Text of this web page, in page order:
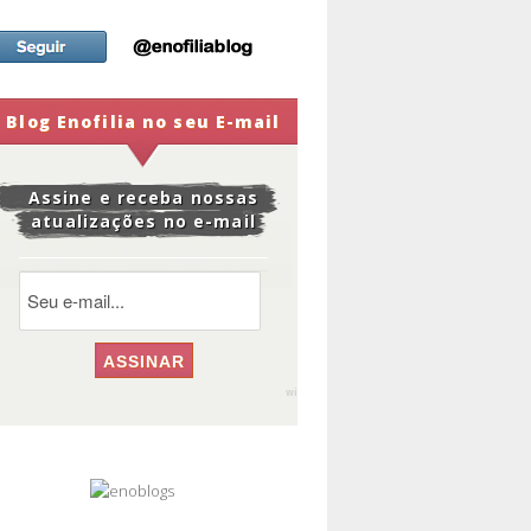
Blog Enofilia no seu E-mail
Assine e receba nossas
atualizações no e-mail
widge